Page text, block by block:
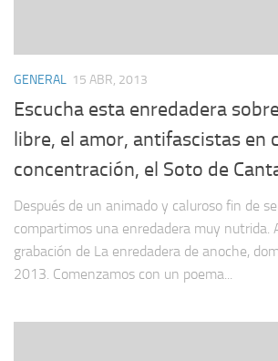
GENERAL 15 ABR, 2013
Escucha esta enredadera
libre, el amor, antifascistas en
concentración, el Soto de
Después de un animado y caluroso fin de
compartimos una enredadera muy nutrida.
grabación de La enredadera de anoche,
2013. Comenzamos con un poema...